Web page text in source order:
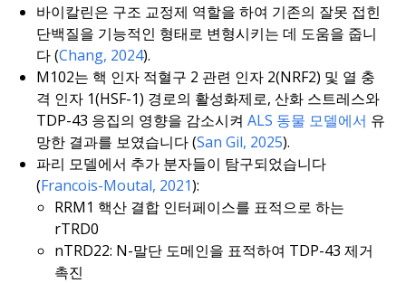
바이칼린은 구조 교정제 역할을 하여 기존의 잘못 접힌
단백질을 기능적인 형태로 변형시키는 데 도움을 줍니
다 (Chang, 2024).
M102는 핵 인자 적혈구 2 관련 인자 2(NRF2) 및 열 충
격 인자 1(HSF-1) 경로의 활성화제로, 산화 스트레스와
TDP-43 응집의 영향을 감소시켜 ALS 동물 모델에서 유
망한 결과를 보였습니다 (San Gil, 2025).
파리 모델에서 추가 분자들이 탐구되었습니다
(Francois-Moutal, 2021):
RRM1 핵산 결합 인터페이스를 표적으로 하는
rTRD0
nTRD22: N-말단 도메인을 표적하여 TDP-43 제거
촉진